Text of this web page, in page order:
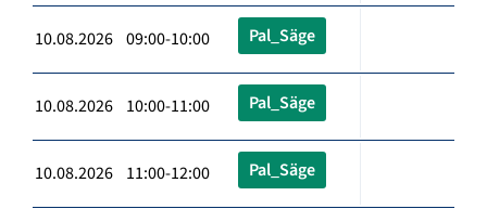
10.08.2026 09:00-10:00 Pal_Säge
10.08.2026 10:00-11:00 Pal_Säge
10.08.2026 11:00-12:00 Pal_Säge